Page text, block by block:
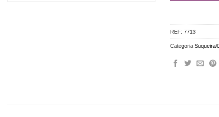
REF:7713
CategoriaSuqueira/